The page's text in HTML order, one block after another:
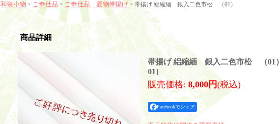
和装小物 > ご奉仕品 > ご奉仕品 夏物帯揚げ> 帯揚げ 絽縮緬 銀入二色市松 （01）
商品詳細
帯揚げ 絽縮緬 銀入二色市松 （01）
01]
販売価格: 8,000円(税込)
Facebookでシェア